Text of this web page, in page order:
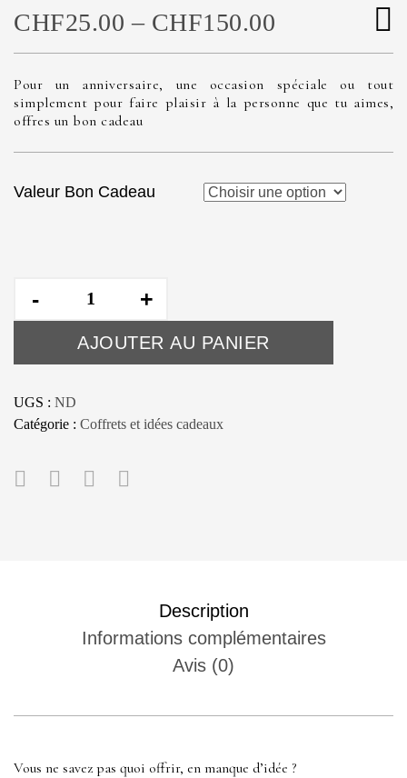
CHF25.00 – CHF150.00
Pour un anniversaire, une occasion spéciale ou tout
simplement pour faire plaisir à la personne que tu aimes,
offres un bon cadeau
Valeur Bon Cadeau
cadeau
AJOUTER AU PANIER
UGS : ND
Catégorie : Coffrets et idées cadeaux
Description
Informations complémentaires
Avis (0)
Vous ne savez pas quoi offrir, en manque d’idée ?